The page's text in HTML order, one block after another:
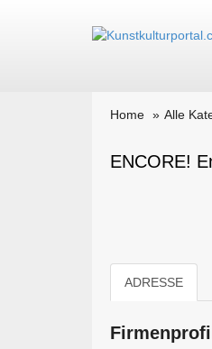
Home Alle
ENCORE!
ADRESSE